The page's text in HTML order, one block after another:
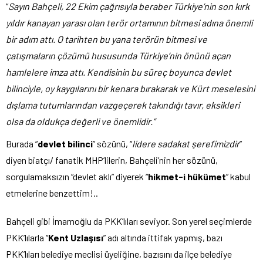
“Sayın Bahçeli, 22 Ekim çağrısıyla beraber Türkiye’nin son kırk
yıldır kanayan yarası olan terör ortamının bitmesi adına önemli
bir adım attı. O tarihten bu yana terörün bitmesi ve
çatışmaların çözümü hususunda Türkiye’nin önünü açan
hamlelere imza attı. Kendisinin bu süreç boyunca devlet
bilinciyle, oy kaygılarını bir kenara bırakarak ve Kürt meselesini
dışlama tutumlarından vazgeçerek takındığı tavır, eksikleri
olsa da oldukça değerli ve önemlidir.”
Burada “devlet bilinci” sözünü, “lidere sadakat şerefimizdir”
diyen biatçı/ fanatik MHP’lilerin, Bahçeli’nin her sözünü,
sorgulamaksızın “devlet aklı” diyerek “hikmet-i hükümet” kabul
etmelerine benzettim!..
Bahçeli gibi İmamoğlu da PKK’lıları seviyor. Son yerel seçimlerde
PKK’lılarla “Kent Uzlaşısı” adı altında ittifak yapmış, bazı
PKK’lıları belediye meclisi üyeliğine, bazısını da ilçe belediye